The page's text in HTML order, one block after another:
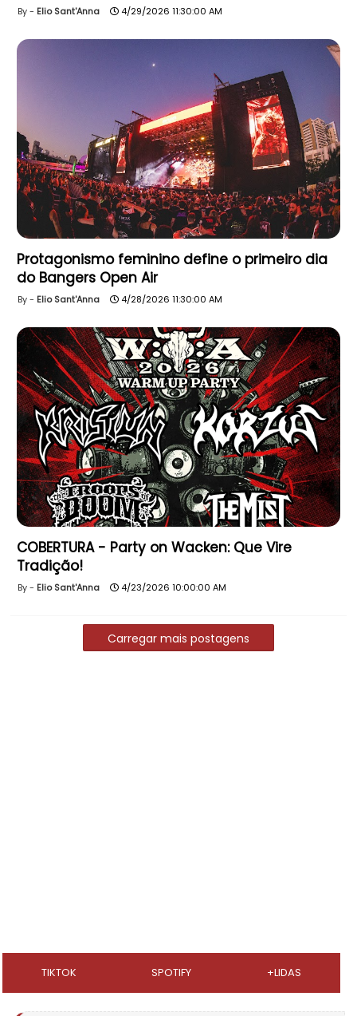
Elio Sant'Anna 4/29/2026 11:30:00 AM
Protagonismo feminino define o primeiro dia
do Bangers Open Air
Elio Sant'Anna 4/28/2026 11:30:00 AM
COBERTURA - Party on Wacken: Que Vire
Tradição!
Elio Sant'Anna 4/23/2026 10:00:00 AM
Carregar mais postagens
TIKTOK SPOTIFY +LIDAS